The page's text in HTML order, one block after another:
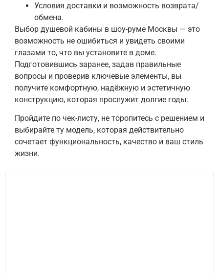
Условия доставки и возможность возврата/
обмена.
Выбор душевой кабины в шоу-руме Москвы — это
возможность не ошибиться и увидеть своими
глазами то, что вы установите в доме.
Подготовившись заранее, задав правильные
вопросы и проверив ключевые элементы, вы
получите комфортную, надёжную и эстетичную
конструкцию, которая прослужит долгие годы.
Пройдите по чек-листу, не торопитесь с решением и
выбирайте ту модель, которая действительно
сочетает функциональность, качество и ваш стиль
жизни.